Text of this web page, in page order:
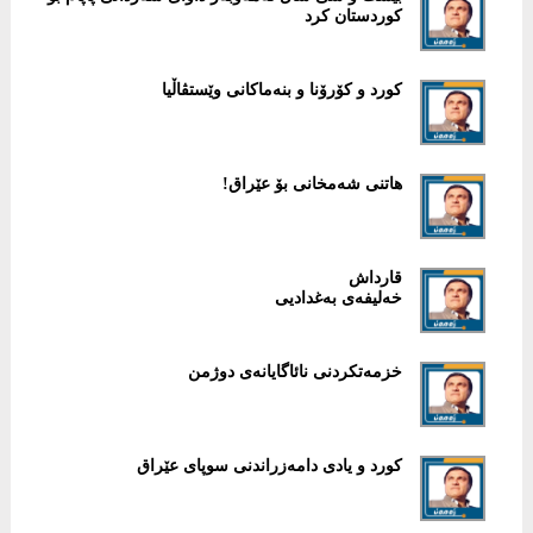
كوردستان كرد
كورد و كۆرۆنا و بنه‌ماكانی وێستڤاڵیا
هاتنی شه‌مخانی بۆ عێراق!
قارداش
خه‌لیفه‌ی به‌غدادیی
خزمه‌تكردنی نائاگایانه‌ی دوژمن
كورد و یادی دامه‌زراندنی سوپای عێراق